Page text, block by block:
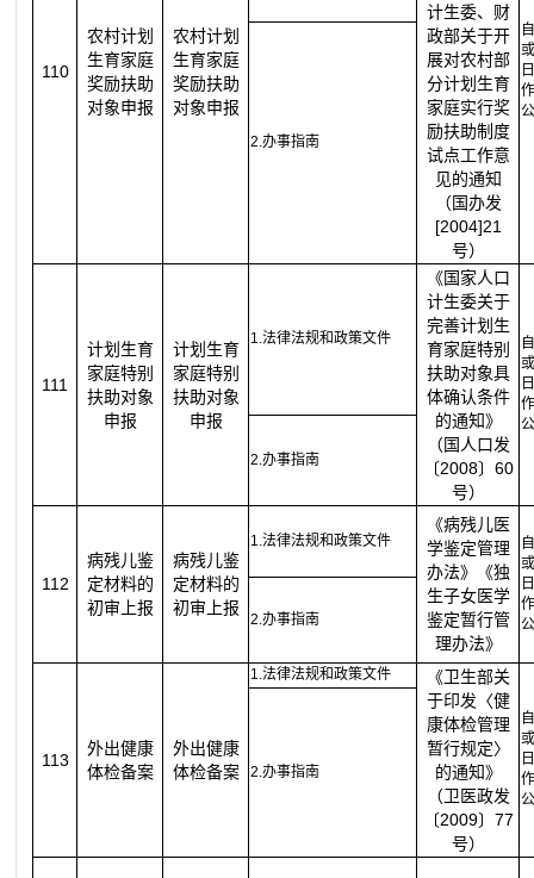
110
农村计划
生育家庭
奖励扶助
对象申报
农村计划
生育家庭
奖励扶助
对象申报
计生委、财
政部关于开
展对农村部
分计划生育
家庭实行奖
励扶助制度
试点工作意
见的通知
（国办发
[2004]21
号）
2.办事指南
111
计划生育
家庭特别
扶助对象
申报
计划生育
家庭特别
扶助对象
申报
1.法律法规和政策文件
《国家人口
计生委关于
完善计划生
育家庭特别
扶助对象具
体确认条件
的通知》
（国人口发
〔2008〕60
号）
2.办事指南
112
病残儿鉴
定材料的
初审上报
病残儿鉴
定材料的
初审上报
1.法律法规和政策文件
《病残儿医
学鉴定管理
办法》《独
生子女医学
鉴定暂行管
理办法》
2.办事指南
113
外出健康
体检备案
外出健康
体检备案
1.法律法规和政策文件
《卫生部关
于印发〈健
康体检管理
暂行规定〉
的通知》
（卫医政发
〔2009〕77
号）
2.办事指南